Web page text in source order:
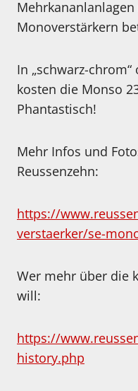
Monoverstärkern
In „schwarz-chrom“
kosten die Monso
Phantastisch!
Mehr Infos und
Reussenzehn:
https://
verstaerker/se-
Wer mehr über die
will:
https://
history.php